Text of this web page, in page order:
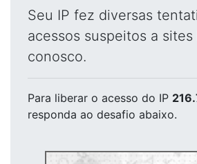
Seu IP fez diversas
acessos suspeitos a
conosco.
Para liberar o acesso do IP
responda ao desafio abaixo.